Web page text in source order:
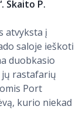
Skaito P.
atvyksta į
saloje ieškoti
duobkasio
rastafarių
Port
kurio niekad